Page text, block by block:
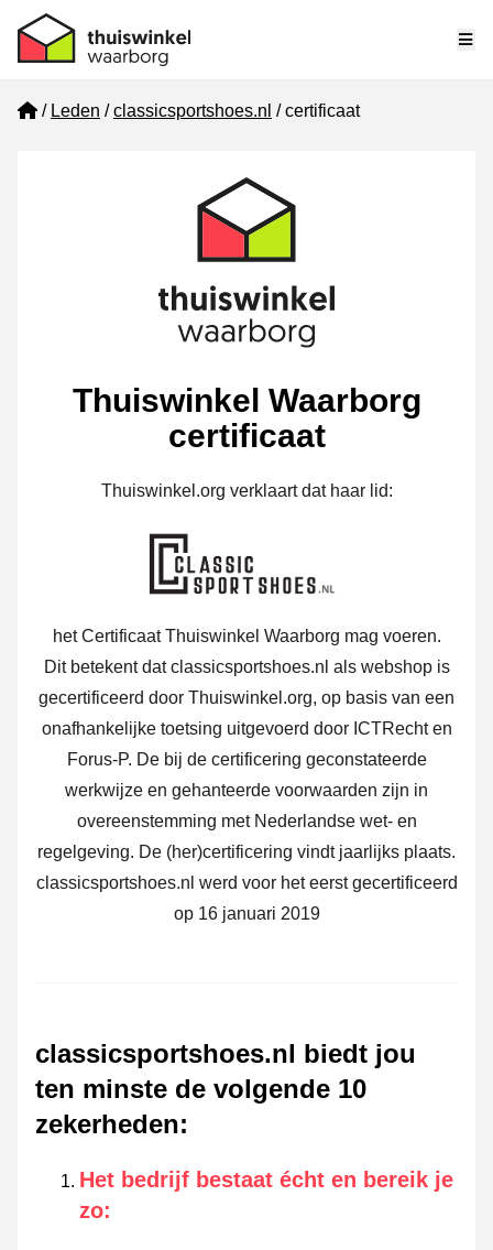
Home
Leden classicsportshoes.nl certificaat
Thuiswinkel Waarborg
certificaat
Thuiswinkel.org verklaart dat haar lid:
het Certificaat Thuiswinkel Waarborg mag voeren.
Dit betekent dat classicsportshoes.nl als webshop is
gecertificeerd door Thuiswinkel.org, op basis van een
onafhankelijke toetsing uitgevoerd door ICTRecht en
Forus-P. De bij de certificering geconstateerde
werkwijze en gehanteerde voorwaarden zijn in
overeenstemming met Nederlandse wet- en
regelgeving. De (her)certificering vindt jaarlijks plaats.
classicsportshoes.nl werd voor het eerst gecertificeerd
op 16 januari 2019
classicsportshoes.nl biedt jou
ten minste de volgende 10
zekerheden:
Het bedrijf bestaat écht en bereik je
zo: